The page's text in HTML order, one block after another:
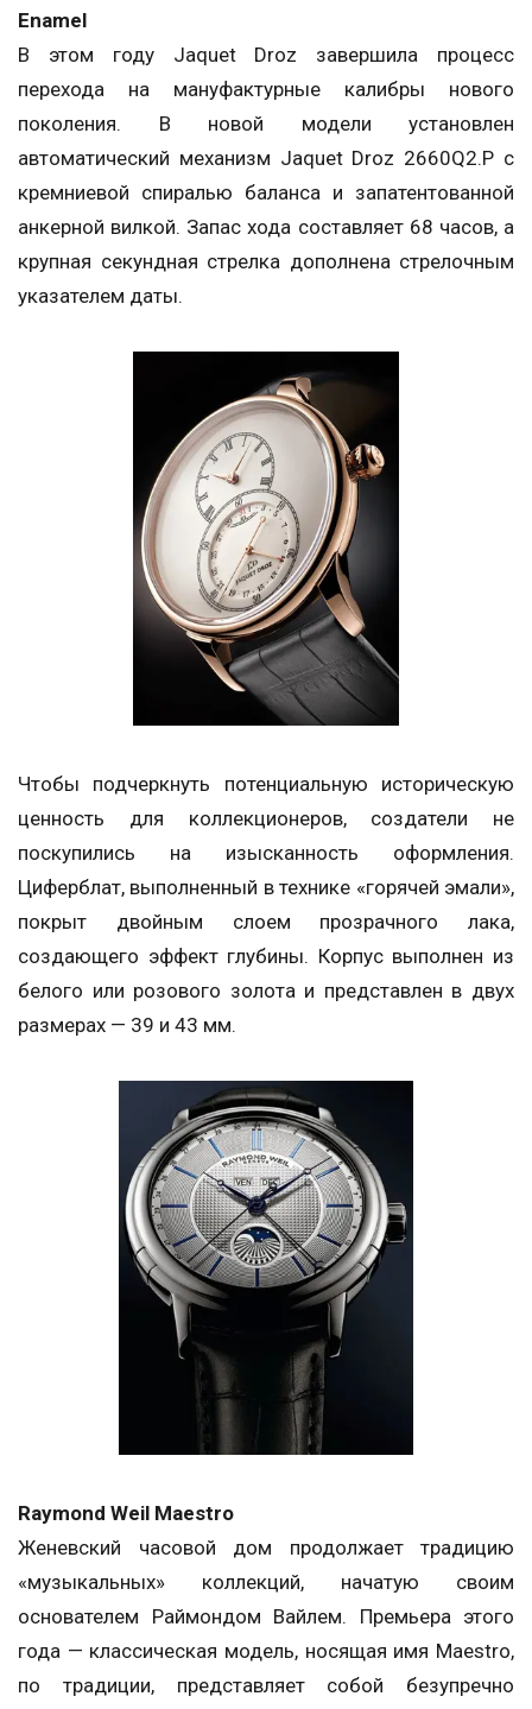
Enamel
В этом году Jaquet Droz завершила процесс
перехода на мануфактурные калибры нового
поколения. В новой модели установлен
автоматический механизм Jaquet Droz 2660Q2.P с
кремниевой спиралью баланса и запатентованной
анкерной вилкой. Запас хода составляет 68 часов, а
крупная секундная стрелка дополнена стрелочным
указателем даты.
Чтобы подчеркнуть потенциальную историческую
ценность для коллекционеров, создатели не
поскупились на изысканность оформления.
Циферблат, выполненный в технике «горячей эмали»,
покрыт двойным слоем прозрачного лака,
создающего эффект глубины. Корпус выполнен из
белого или розового золота и представлен в двух
размерах — 39 и 43 мм.
Raymond Weil Maestro
Женевский часовой дом продолжает традицию
«музыкальных» коллекций, начатую своим
основателем Раймондом Вайлем. Премьера этого
года — классическая модель, носящая имя Maestro,
по традиции, представляет собой безупречно